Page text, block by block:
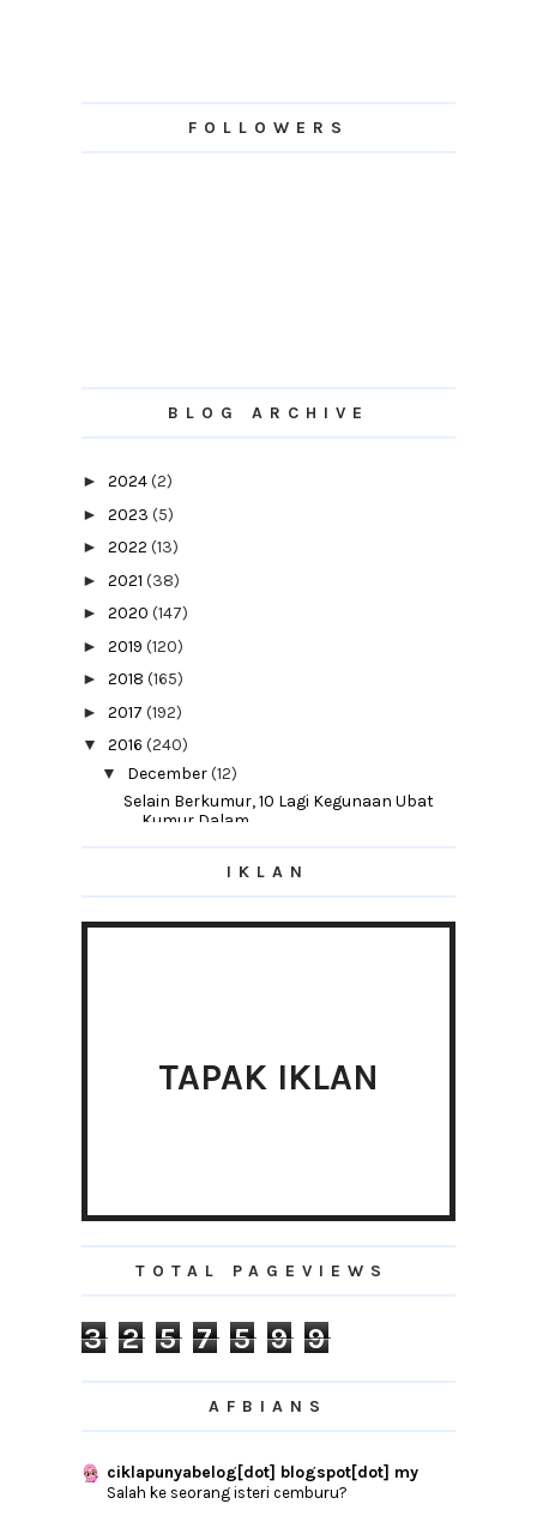
FOLLOWERS
BLOG ARCHIVE
► 2024(2)
► 2023 (5)
► 2022 (13)
► 2021 (38)
► 2020 (147)
► 2019 (120)
► 2018 (165)
► 2017 (192)
▼ 2016 (240)
▼ December(12)
Selain Berkumur, 10 Lagi Kegunaan Ubat
Kumur Dalam...
CPUV Nuffnang | FamilyMart Dan Grab MY
Goosini! Goosana! #Gooseyselfie Untuk
Menang RM10,...
Unboxing My Lazada Box Of Joy
Menikmati Percutian Dengan Traveloka
►November(29)
October(19)
►August (15)
►July(11)
►April(17)
IKLAN
TAPAK IKLAN
TOTAL PAGEVIEWS
3 2 5 7 5 9 9
AFBIANS
ciklapunyabelog[dot] blogspot[dot] my
Salah ke seorang isteri cemburu?